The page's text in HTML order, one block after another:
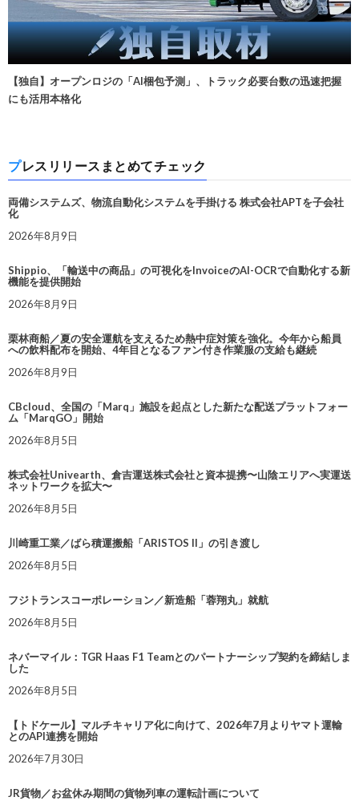
【独自】オープンロジの「AI梱包予測」、トラック必要台数の迅速把握
にも活用本格化
プレスリリースまとめてチェック
両備システムズ、物流自動化システムを手掛ける 株式会社APTを子会社
化
2026年8月9日
Shippio、「輸送中の商品」の可視化をInvoiceのAI-OCRで自動化する新
機能を提供開始
2026年8月9日
栗林商船／夏の安全運航を支えるため熱中症対策を強化。今年から船員
への飲料配布を開始、4年目となるファン付き作業服の支給も継続
2026年8月9日
CBcloud、全国の「Marq」施設を起点とした新たな配送プラットフォー
ム「MarqGO」開始
2026年8月5日
株式会社Univearth、倉吉運送株式会社と資本提携〜山陰エリアへ実運送
ネットワークを拡大〜
2026年8月5日
川崎重工業／ばら積運搬船「ARISTOS II」の引き渡し
2026年8月5日
フジトランスコーポレーション／新造船「蓉翔丸」就航
2026年8月5日
ネバーマイル：TGR Haas F1 Teamとのパートナーシップ契約を締結しま
した
2026年8月5日
【トドケール】マルチキャリア化に向けて、2026年7月よりヤマト運輸
とのAPI連携を開始
2026年7月30日
JR貨物／お盆休み期間の貨物列車の運転計画について